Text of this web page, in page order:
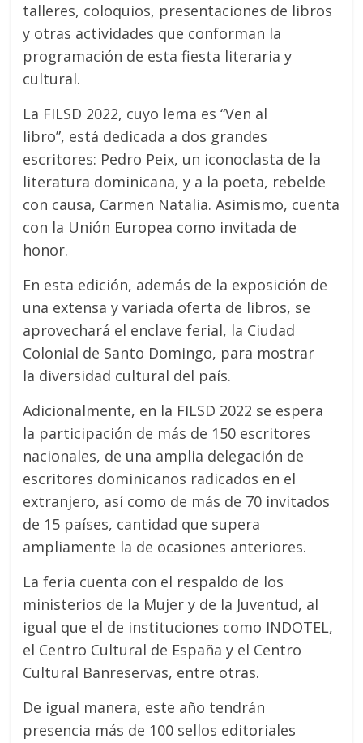
talleres, coloquios, presentaciones de libros
y otras actividades que conforman la
programación de esta fiesta literaria y
cultural.
La FILSD 2022, cuyo lema es “Ven al
libro”, está dedicada a dos grandes
escritores: Pedro Peix, un iconoclasta de la
literatura dominicana, y a la poeta, rebelde
con causa, Carmen Natalia. Asimismo, cuenta
con la Unión Europea como invitada de
honor.
En esta edición, además de la exposición de
una extensa y variada oferta de libros, se
aprovechará el enclave ferial, la Ciudad
Colonial de Santo Domingo, para mostrar
la diversidad cultural del país.
Adicionalmente, en la FILSD 2022 se espera
la participación de más de 150 escritores
nacionales, de una amplia delegación de
escritores dominicanos radicados en el
extranjero, así como de más de 70 invitados
de 15 países, cantidad que supera
ampliamente la de ocasiones anteriores.
La feria cuenta con el respaldo de los
ministerios de la Mujer y de la Juventud, al
igual que el de instituciones como INDOTEL,
el Centro Cultural de España y el Centro
Cultural Banreservas, entre otras.
De igual manera, este año tendrán
presencia más de 100 sellos editoriales